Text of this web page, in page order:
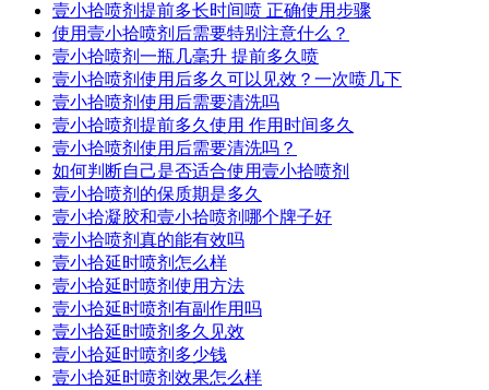
壹小拾喷剂提前多长时间喷 正确使用步骤
使用壹小拾喷剂后需要特别注意什么？
壹小拾喷剂一瓶几毫升 提前多久喷
壹小拾喷剂使用后多久可以见效？一次喷几下
壹小拾喷剂使用后需要清洗吗
壹小拾喷剂提前多久使用 作用时间多久
壹小拾喷剂使用后需要清洗吗？
如何判断自己是否适合使用壹小拾喷剂
壹小拾喷剂的保质期是多久
壹小拾凝胶和壹小拾喷剂哪个牌子好
壹小拾喷剂真的能有效吗
壹小拾延时喷剂怎么样
壹小拾延时喷剂使用方法
壹小拾延时喷剂有副作用吗
壹小拾延时喷剂多久见效
壹小拾延时喷剂多少钱
壹小拾延时喷剂效果怎么样